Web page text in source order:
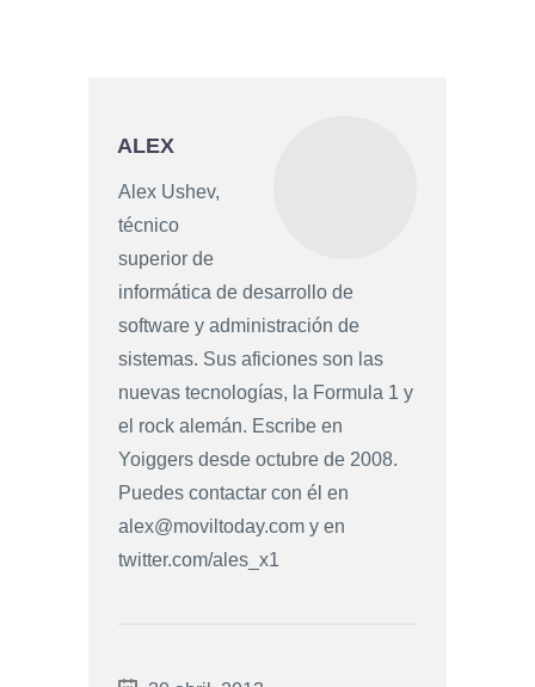
ALEX
Alex Ushev,
técnico
superior de
informática de desarrollo de
software y administración de
sistemas. Sus aficiones son las
nuevas tecnologías, la Formula 1 y
el rock alemán. Escribe en
Yoiggers desde octubre de 2008.
Puedes contactar con él en
alex@moviltoday.com y en
twitter.com/ales_x1